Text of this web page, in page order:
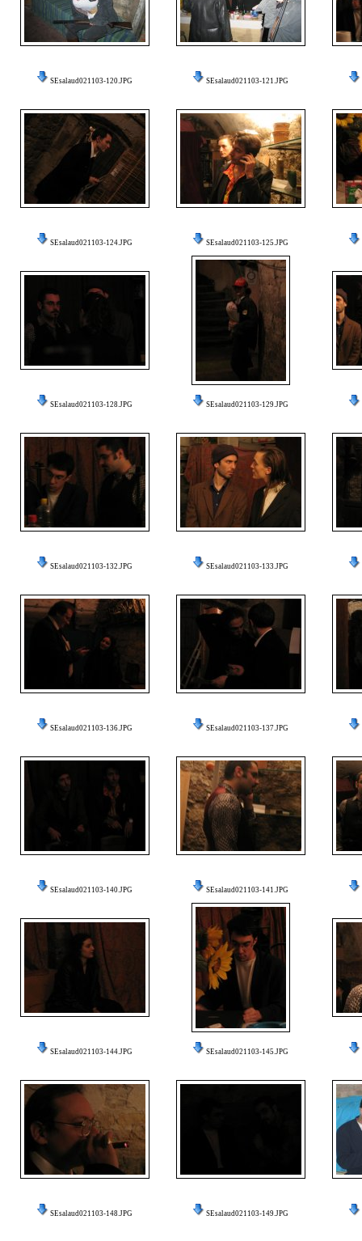
SEsalaud021103-120.JPG SEsalaud021103-121.JPG
SEsalaud021103-124.JPG SEsalaud021103-125.JPG
SEsalaud021103-128.JPG SEsalaud021103-129.JPG
SEsalaud021103-132.JPG SEsalaud021103-133.JPG
SEsalaud021103-136.JPG SEsalaud021103-137.JPG
SEsalaud021103-140.JPG SEsalaud021103-141.JPG
SEsalaud021103-144.JPG SEsalaud021103-145.JPG
SEsalaud021103-148.JPG SEsalaud021103-149.JPG